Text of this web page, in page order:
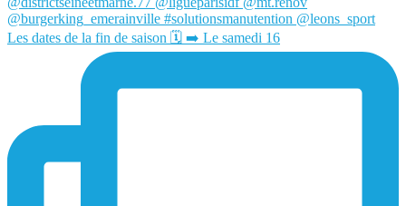
Les dates de la fin de saison 🗓️ ➡️ Le samedi 16